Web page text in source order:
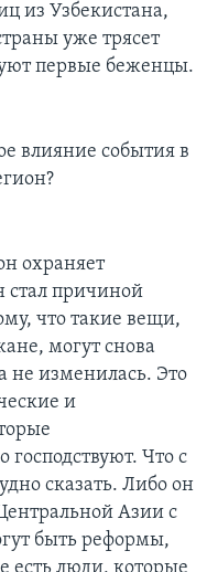
из Узбекистана,
уже трясет
первые беженцы.
влияние события в
охраняет
стал причиной
что такие вещи,
могут снова
не изменилась. Это
и
господствуют. Что с
сказать. Либо он
Азии с
быть реформы,